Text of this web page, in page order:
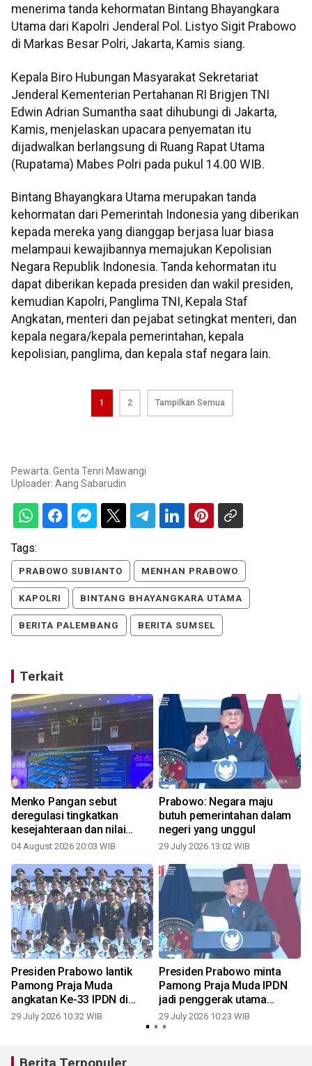
menerima tanda kehormatan Bintang Bhayangkara
Utama dari Kapolri Jenderal Pol. Listyo Sigit Prabowo
di Markas Besar Polri, Jakarta, Kamis siang.
Kepala Biro Hubungan Masyarakat Sekretariat
Jenderal Kementerian Pertahanan RI Brigjen TNI
Edwin Adrian Sumantha saat dihubungi di Jakarta,
Kamis, menjelaskan upacara penyematan itu
dijadwalkan berlangsung di Ruang Rapat Utama
(Rupatama) Mabes Polri pada pukul 14.00 WIB.
Bintang Bhayangkara Utama merupakan tanda
kehormatan dari Pemerintah Indonesia yang diberikan
kepada mereka yang dianggap berjasa luar biasa
melampaui kewajibannya memajukan Kepolisian
Negara Republik Indonesia. Tanda kehormatan itu
dapat diberikan kepada presiden dan wakil presiden,
kemudian Kapolri, Panglima TNI, Kepala Staf
Angkatan, menteri dan pejabat setingkat menteri, dan
kepala negara/kepala pemerintahan, kepala
kepolisian, panglima, dan kepala staf negara lain.
1 2 Tampilkan Semua
Pewarta: Genta Tenri Mawangi
Uploader: Aang Sabarudin
Tags:
PRABOWO SUBIANTO MENHAN PRABOWO
KAPOLRI BINTANG BHAYANGKARA UTAMA
BERITA PALEMBANG BERITA SUMSEL
Terkait
Menko Pangan sebut
deregulasi tingkatkan
kesejahteraan dan nilai
tukar petani
04 August 2026 20:03 WIB
Prabowo: Negara maju
butuh pemerintahan dalam
negeri yang unggul
29 July 2026 13:02 WIB
Presiden Prabowo lantik
Pamong Praja Muda
angkatan Ke-33 IPDN di
Jatinangor
29 July 2026 10:32 WIB
Presiden Prabowo minta
Pamong Praja Muda IPDN
jadi penggerak utama
birokrasi
29 July 2026 10:23 WIB